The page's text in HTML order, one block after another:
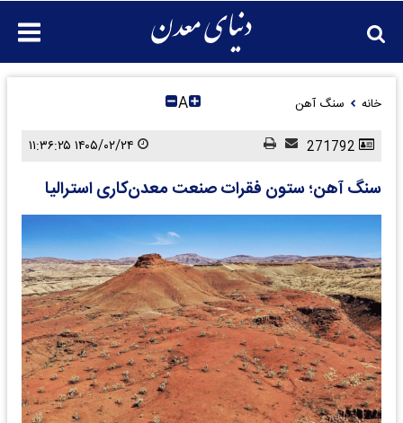
خانه سنگ آهن A
سنگ آهن؛ ستون فقرات صنعت معدن‌کاری استرالیا